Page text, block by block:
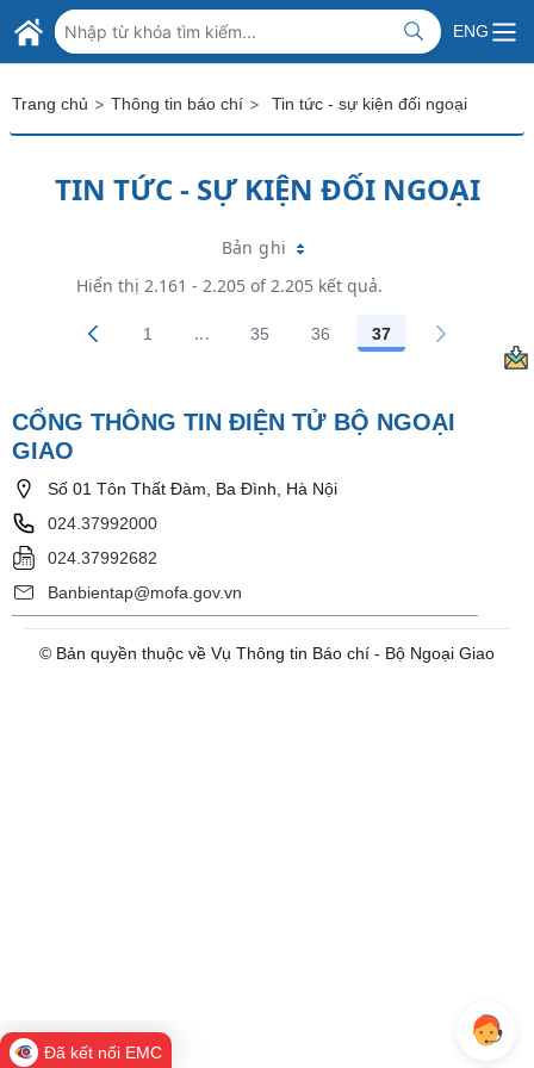
Skip to Main Content
BỘ NGOẠI GIAO VIỆT NAM
MINISTRY OF FOREIGN AFFAIRS
ENG
Trang chủ > Thông tin báo chí > Tin tức - sự kiện đối ngoại
TIN TỨC - SỰ KIỆN ĐỐI NGOẠI
Bản ghi
Hiển thị 2.161 - 2.205 of 2.205 kết quả.
Các trang trên cổng
1 ...Trang trung gian Use TAB to navigate.
Các trang trên cổng
35 Các trang trên cổng
36 Các trang trên
37
CỔNG THÔNG TIN ĐIỆN TỬ BỘ NGOẠI
GIAO
Số 01 Tôn Thất Đàm, Ba Đình, Hà Nội
024.37992000
024.37992682
Banbientap@mofa.gov.vn
© Bản quyền thuộc về Vụ Thông tin Báo chí - Bộ Ngoại Giao
Đã kết nối EMC